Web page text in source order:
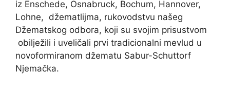
iz Enschede, Osnabruck, Bochum, Hannover,
Lohne, džematlijma, rukovodstvu našeg
Džematskog odbora, koji su svojim prisustvom
obilježili i uveličali prvi tradicionalni mevlud u
novoformiranom džematu Sabur-Schuttorf
Njemačka.